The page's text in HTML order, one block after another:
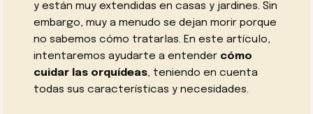
y están muy extendidas en casas y jardines. Sin
embargo, muy a menudo se dejan morir porque
no sabemos cómo tratarlas. En este artículo,
intentaremos ayudarte a entender cómo
cuidar las orquídeas, teniendo en cuenta
todas sus características y necesidades.